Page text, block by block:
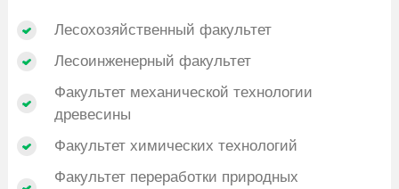
Лесохозяйственный факультет
Лесоинженерный факультет
Факультет механической технологии
древесины
Факультет химических технологий
Факультет переработки природных